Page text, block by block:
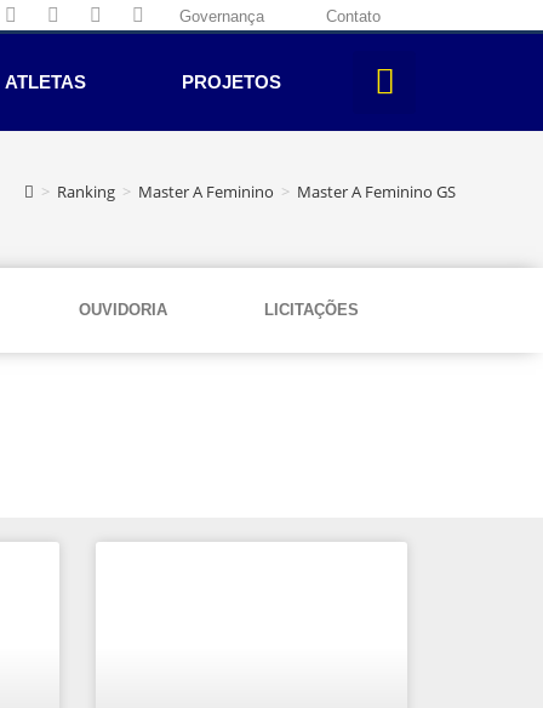
Governança Contato
ATLETAS PROJETOS
> Ranking > Master A Feminino > Master A Feminino GS
OUVIDORIA LICITAÇÕES